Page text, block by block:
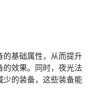
基础属性，从而提升
效果。同时，夜光法
少的装备，这些装备能